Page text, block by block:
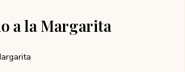
a la Margarita